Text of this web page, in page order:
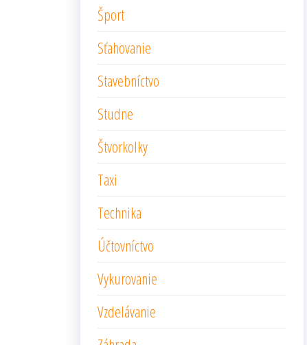
Šport
Sťahovanie
Stavebníctvo
Studne
Štvorkolky
Taxi
Technika
Účtovníctvo
Vykurovanie
Vzdelávanie